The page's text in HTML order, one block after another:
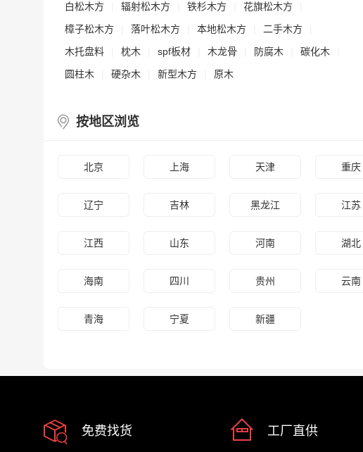
白松木方 辐射松木方 铁杉木方 花旗松木方
樟子松木方
落叶松木方 本地松木方 二手木方
木托盘料
枕木 spf板材 木龙骨 防腐木 碳化木
圆柱木
硬杂木 新型木方 原木
按地区浏览
北京 上海 天津 重庆
辽宁 吉林 黑龙江 江苏
江西 山东 河南 湖北
海南 四川 贵州 云南
青海 宁夏 新疆
免费找货 工厂直供